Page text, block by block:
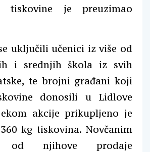
je preuzimao
uključili učenici iz više od
i srednjih škola iz svih
te brojni građani koji
donosili u Lidlove
akcije prikupljeno je
kg tiskovina. Novčanim
od njihove prodaje